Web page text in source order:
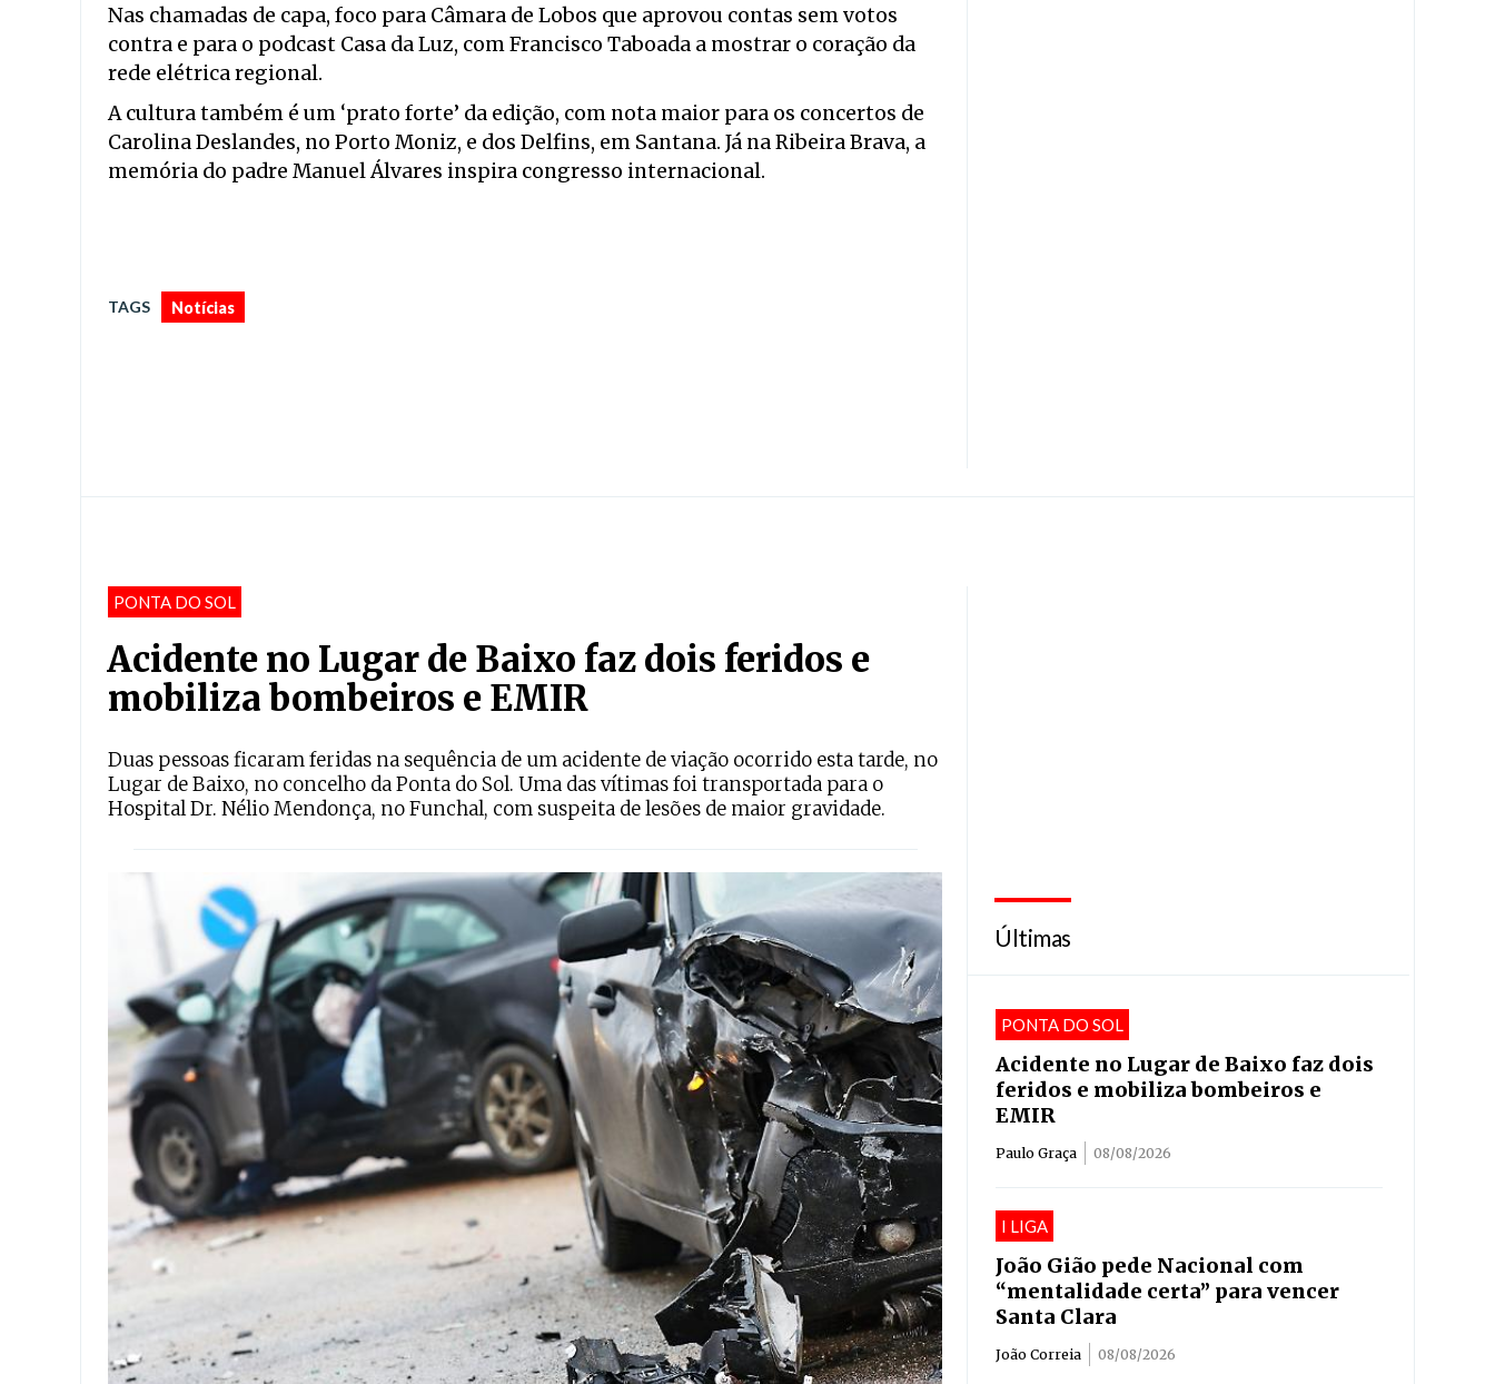
Nas chamadas de capa, foco para Câmara de Lobos que aprovou contas sem votos
contra e para o podcast Casa da Luz, com Francisco Taboada a mostrar o coração da
rede elétrica regional.
A cultura também é um ‘prato forte’ da edição, com nota maior para os concertos de
Carolina Deslandes, no Porto Moniz, e dos Delfins, em Santana. Já na Ribeira Brava, a
memória do padre Manuel Álvares inspira congresso internacional.
TAGS Notícias
PONTA DO SOL
Acidente no Lugar de Baixo faz dois feridos e
mobiliza bombeiros e EMIR
Duas pessoas ficaram feridas na sequência de um acidente de viação ocorrido esta tarde, no
Lugar de Baixo, no concelho da Ponta do Sol. Uma das vítimas foi transportada para o
Hospital Dr. Nélio Mendonça, no Funchal, com suspeita de lesões de maior gravidade.
Últimas
PONTA DO SOL
Acidente no Lugar de Baixo faz dois
feridos e mobiliza bombeiros e
EMIR
Paulo Graça 08/08/2026
I LIGA
João Gião pede Nacional com
“mentalidade certa” para vencer
Santa Clara
João Correia 08/08/2026